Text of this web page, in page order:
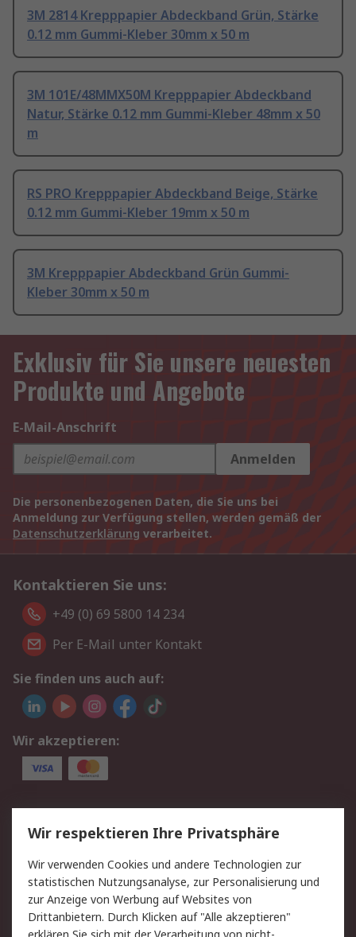
3M 2814 Krepppapier Abdeckband Grün, Stärke
0.12 mm Gummi-Kleber 30mm x 50 m
3M 101E/48MMX50M Krepppapier Abdeckband
Natur, Stärke 0.12 mm Gummi-Kleber 48mm x 50
m
RS PRO Krepppapier Abdeckband Beige, Stärke
0.12 mm Gummi-Kleber 19mm x 50 m
3M Krepppapier Abdeckband Grün Gummi-
Kleber 30mm x 50 m
Exklusiv für Sie unsere neuesten
Produkte und Angebote
E-Mail-Anschrift
Anmelden
Die personenbezogenen Daten, die Sie uns bei
Anmeldung zur Verfügung stellen, werden gemäß der
Datenschutzerklärung verarbeitet.
Kontaktieren Sie uns:
+49 (0) 69 5800 14 234
Per E-Mail unter Kontakt
Sie finden uns auch auf:
Wir akzeptieren:
Service
Value Added Services
Lieferlösungen
Rücksendungen
Kontakt
Hilfe
Privatkunden
Rechtliches
Wir respektieren Ihre Privatsphäre
Wir verwenden Cookies und andere Technologien zur
statistischen Nutzungsanalyse, zur Personalisierung und
zur Anzeige von Werbung auf Websites von
Drittanbietern. Durch Klicken auf "Alle akzeptieren"